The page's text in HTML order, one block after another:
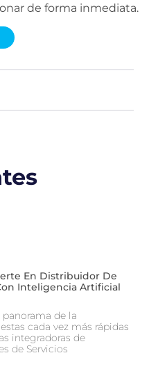
de forma inmediata.
En Distribuidor De
Inteligencia Artificial
de la
cada vez más rápidas
integradoras de
de Servicios